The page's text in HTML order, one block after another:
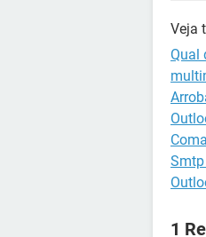
Veja
Qual
1